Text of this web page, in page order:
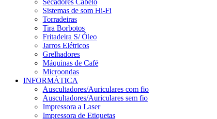
Sistemas de som Hi-Fi
Torradeiras
Tira Borbotos
Fritadeira S/ Óleo
Jarros Elétricos
Grelhadores
Máquinas de Café
Microondas
INFORMÁTICA
Auscultadores/Auriculares com fio
Auscultadores/Auriculares sem fio
Impressora a Laser
Impressora de Etiquetas